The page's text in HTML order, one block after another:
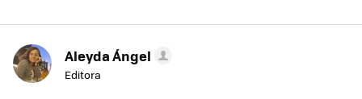
Aleyda Ángel
Editora